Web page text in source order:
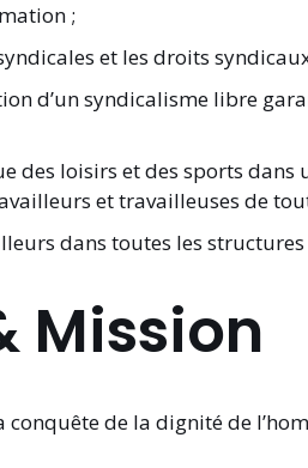
;
et les droits
d’un syndicalisme libre
des loisirs et des sports dans
et travailleuses de
dans toutes les
Mission
de la dignité de